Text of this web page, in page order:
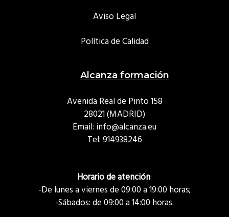
Aviso Legal
Política de Calidad
Alcanza formación
Avenida Real de Pinto 158
28021 (MADRID)
Email: info@alcanza.eu
Tel:914938246
Horario de atención:
-De lunes a viernes de 09:00 a 19:00 horas;
-Sábados: de 09:00 a 14:00 horas.